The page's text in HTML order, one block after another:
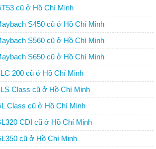
cũ ở Hồ Chí Minh
S450 cũ ở Hồ Chí Minh
S560 cũ ở Hồ Chí Minh
S650 cũ ở Hồ Chí Minh
200 cũ ở Hồ Chí Minh
Class cũ ở Hồ Chí Minh
Class cũ ở Hồ Chí Minh
CDI cũ ở Hồ Chí Minh
cũ ở Hồ Chí Minh